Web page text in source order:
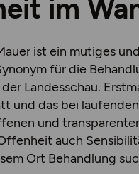
im
ist ein mutiges
für die
Landesschau.
und das bei
und
auch
Ort Behandlung